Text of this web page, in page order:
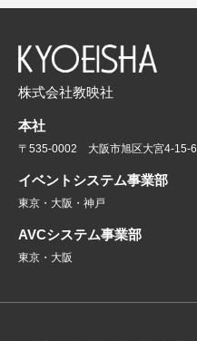
株式会社教映社
本社
〒535-0002 大阪市旭区大宮4-15-6
イベントシステム事業部
東京・大阪・神戸
AVCシステム事業部
東京・大阪